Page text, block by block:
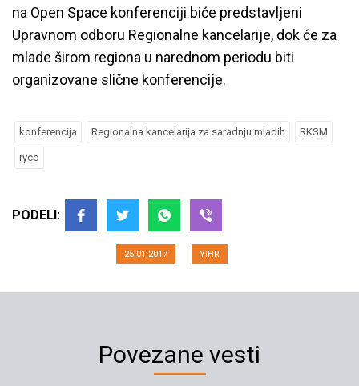
od mladih za mlade
25.01.2017 YIHR
na Open Space konferenciji biće predstavljeni
Upravnom odboru Regionalne kancelarije, dok će za
mlade širom regiona u narednom periodu biti
organizovane slične konferencije.
konferencija Regionalna kancelarija za saradnju mladih RKSM
ryco
PODELI:
Povezane vesti